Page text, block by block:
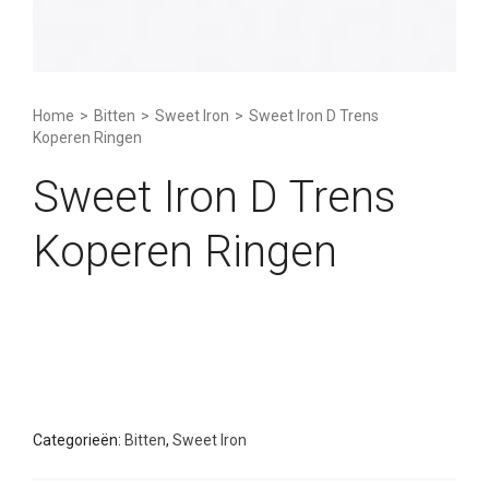
Home > Bitten > Sweet Iron > Sweet Iron D Trens
Koperen Ringen
Sweet Iron D Trens
Koperen Ringen
Categorieën: Bitten, Sweet Iron